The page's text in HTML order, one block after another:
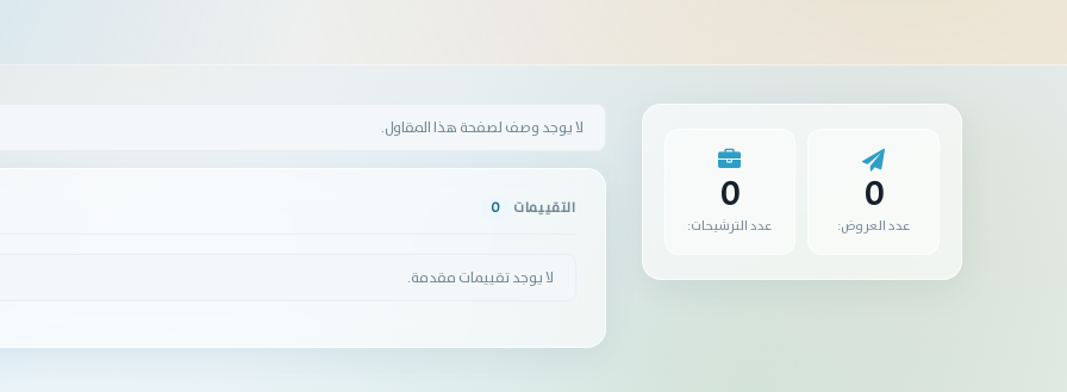
0
عدد العروض:
0
عدد الترشيحات:
لا يوجد وصف لصفحة هذا المقاول.
التقييمات 0
لا يوجد تقييمات مقدمة.